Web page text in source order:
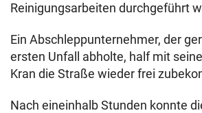
Reinigungsarbeiten durchgeführt
Ein Abschleppunternehmer, der
ersten Unfall abholte, half mit
Kran die Straße wieder frei
Nach eineinhalb Stunden konnte